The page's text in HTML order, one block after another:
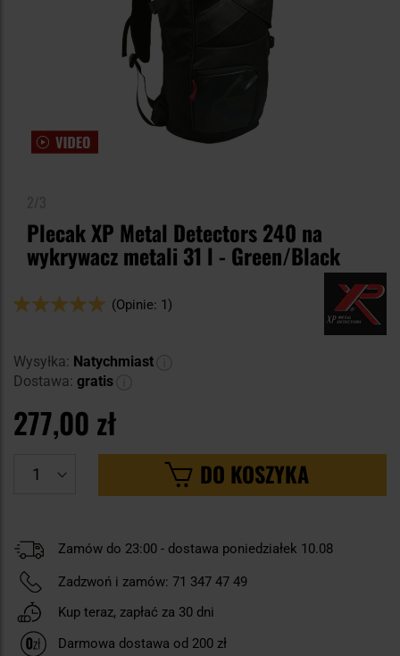
Plecak XP Metal Detectors 240 na
wykrywacz metali 31 l - Green/Black
Ocena:
(Opinie: 1)
Wysyłka: Natychmiast
Dostawa: gratis
277,00 zł
DO KOSZYKA
Zamów do 23:00 - dostawa poniedziałek 10.08
Zadzwoń i zamów: 71 347 47 49
Kup teraz, zapłać za 30 dni
Darmowa dostawa od 200 zł